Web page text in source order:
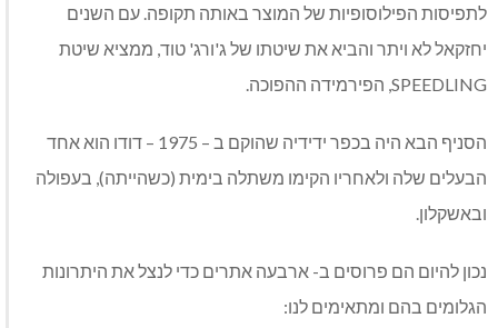
לתפיסות הפילוסופיות של המוצר באותה תקופה. עם השנים
יחזקאל לא ויתר והביא את שיטתו של ג'ורג' טוד, ממציא שיטת
SPEEDLING, הפירמידה ההפוכה.
הסניף הבא היה בכפר ידידיה שהוקם ב – 1975 – דודו הוא אחד
הבעלים שלה ולאחריו הקימו משתלה בימית (כשהייתה), בעפולה
ובאשקלון.
נכון להיום הם פרוסים ב- ארבעה אתרים כדי לנצל את היתרונות
הגלומים בהם ומתאימים לנו: